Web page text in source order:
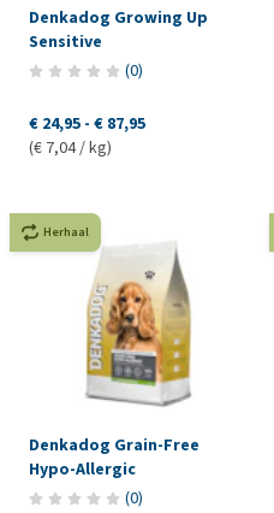
Denkadog Growing Up
Sensitive
(0)
€ 24,95 - € 87,95
(€ 7,04 / kg)
Herhaal
Denkadog Grain-Free
Hypo-Allergic
(0)